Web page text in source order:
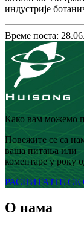
индустрије
Време поста:
Како вам можемо
Повежите се са
ваша питања или
коментаре у року
РАСПИТАЈТЕ
О нама